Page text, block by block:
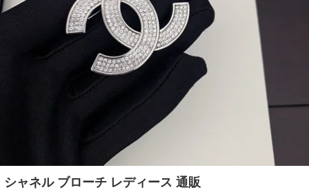
シャネル ブローチ レディース 通販